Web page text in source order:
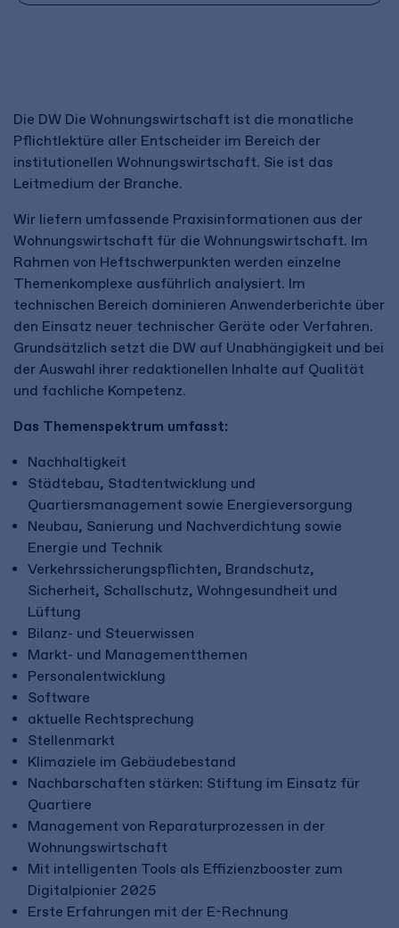
Die DW Die Wohnungswirtschaft ist die monatliche
Pflichtlektüre aller Entscheider im Bereich der
institutionellen Wohnungswirtschaft. Sie ist das
Leitmedium der Branche.
Wir liefern umfassende Praxisinformationen aus der
Wohnungswirtschaft für die Wohnungswirtschaft. Im
Rahmen von Heftschwerpunkten werden einzelne
Themenkomplexe ausführlich analysiert. Im
technischen Bereich dominieren Anwenderberichte über
den Einsatz neuer technischer Geräte oder Verfahren.
Grundsätzlich setzt die DW auf Unabhängigkeit und bei
der Auswahl ihrer redaktionellen Inhalte auf Qualität
und fachliche Kompetenz.
Das Themenspektrum umfasst:
Nachhaltigkeit
Städtebau, Stadtentwicklung und
Quartiersmanagement sowie Energieversorgung
Neubau, Sanierung und Nachverdichtung sowie
Energie und Technik
Verkehrssicherungspflichten, Brandschutz,
Sicherheit, Schallschutz, Wohngesundheit und
Lüftung
Bilanz- und Steuerwissen
Markt- und Managementthemen
Personalentwicklung
Software
aktuelle Rechtsprechung
Stellenmarkt
Klimaziele im Gebäudebestand
Nachbarschaften stärken: Stiftung im Einsatz für
Quartiere
Management von Reparaturprozessen in der
Wohnungswirtschaft
Mit intelligenten Tools als Effizienzbooster zum
Digitalpionier 2025
Erste Erfahrungen mit der E-Rechnung